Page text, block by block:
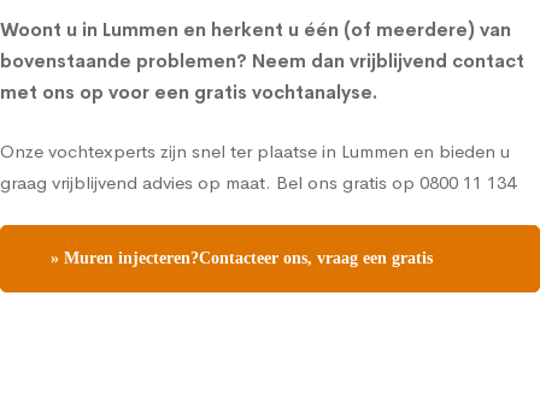
Woont u in Lummen en herkent u één (of meerdere) van
bovenstaande problemen? Neem dan vrijblijvend contact
met ons op voor een gratis vochtanalyse.
Onze vochtexperts zijn snel ter plaatse in Lummen en bieden u
graag vrijblijvend advies op maat. Bel ons gratis op 0800 11 134
» Muren injecteren?Contacteer ons, vraag een gratis